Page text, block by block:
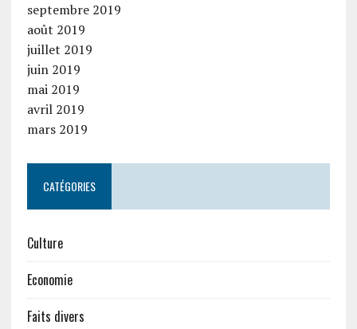
septembre 2019
août 2019
juillet 2019
juin 2019
mai 2019
avril 2019
mars 2019
CATÉGORIES
Culture
Economie
Faits divers